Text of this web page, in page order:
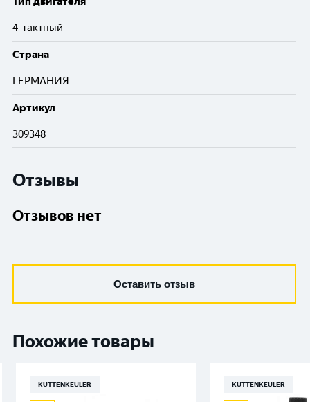
4-тактный
Cтрана
ГЕРМАНИЯ
Артикул
309348
Отзывы
Отзывов нет
Оставить отзыв
Похожие товары
KUTTENKEULER KUTTENKEULER